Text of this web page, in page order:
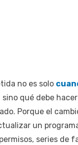
no es solo
sino qué debe
Porque el
un
series de